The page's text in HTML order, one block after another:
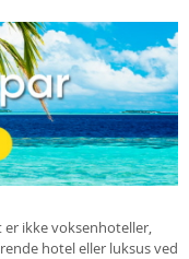
er ikke voksenhoteller,
hotel eller luksus ved